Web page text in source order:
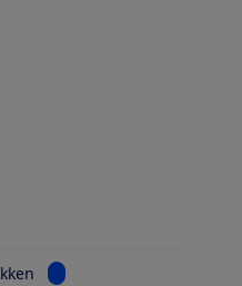
voor Printtechnologie
Bekijk informatie voor